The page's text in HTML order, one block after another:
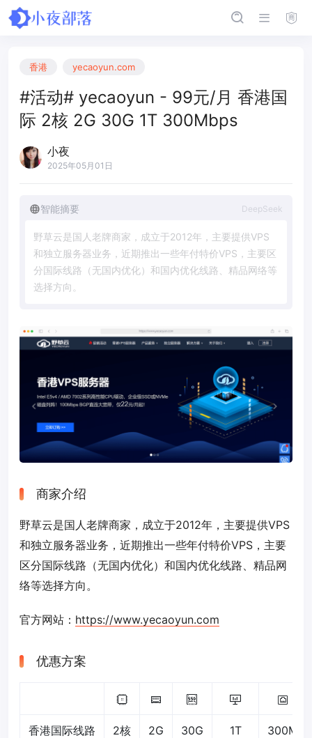
香港 yecaoyun.com
#活动# yecaoyun - 99元/月 香港国
际 2核 2G 30G 1T 300Mbps
小夜
2025年05月01日
智能摘要 DeepSeek
野草云是国 人 老牌商家 ， 成立于2012年 ， 主要提供VPS
和独立服务器业务 ， 近期推出一些年付特价VPS ， 主要区
分国际线路 （ 无国内优化） 和国内优化线路 精品网络等
选择方向
商家介绍
野草云是国人老牌商家，成立于2012年，主要提供VPS
和独立服务器业务，近期推出一些年付特价VPS，主要
区分国际线路（无国内优化）和国内优化线路、精品网
络等选择方向。
官方网站： https://www.yecaoyun.com
优惠方案
香港国际线路 2核 2G 30G 1T 300M